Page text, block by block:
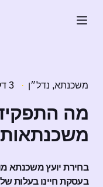
משכנתא, נדל״ן 3 דקות קריאה
מה
בחירת יועץ משכנתא
בעסקת חיינו בעלות של